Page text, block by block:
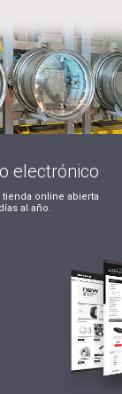
electrónico
tienda online abierta
al año.